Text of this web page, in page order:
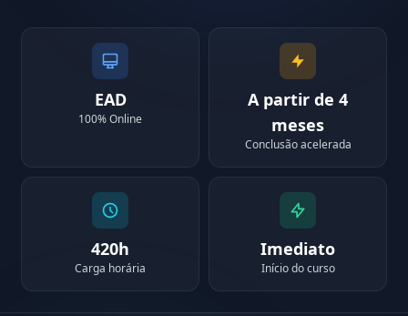
EAD
100% Online
A partir de 4
meses
Conclusão acelerada
420h
Carga horária
Imediato
Início do curso